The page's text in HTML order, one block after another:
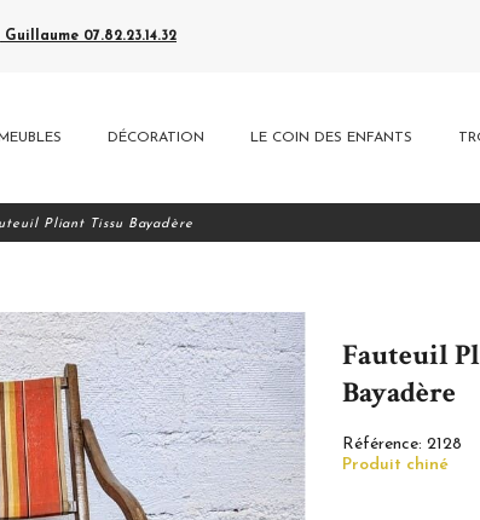
07.82.23.14.32
MEUBLES DÉCORATION LE COIN DES ENFANTS
Pliant Tissu Bayadère
Fauteuil
Bayadère
Référence: 2128
Produit chiné